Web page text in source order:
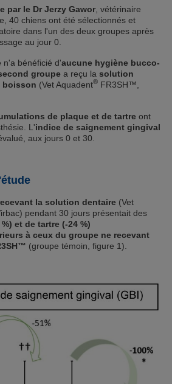
par le Dr Jerzy Gawor , vétérinaire
40 chiens ont été sélectionnés et
dans l'un des deux groupes après
au jour 0.
n'a bénéficié d'aucune hygiène bucco-
groupe a reçu la solution
boisson (Vet Aquadent® FR3SH™,
de plaque et de tartre ont
L'indice de saignement gingival
aux jours 0 et 30.
la solution dentaire (Vet
pendant 30 jours présentait des
et de tartre (-24 %)
à ceux du groupe ne recevant
(groupe témoin, figure 1).